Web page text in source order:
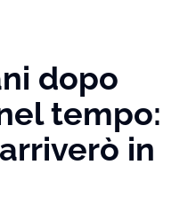
dopo
tempo:
in